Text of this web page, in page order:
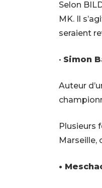
Selon
MK. Il
seraient
• Simon
Auteur
Plusieurs
Marseille,
•